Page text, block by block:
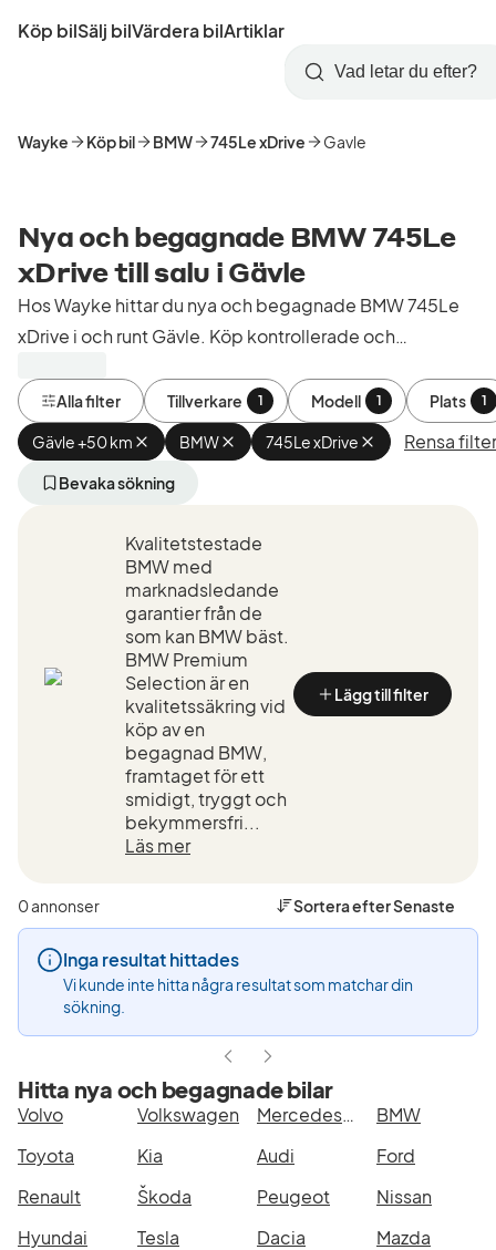
till
Startsida
Köp bilSälj bilVärdera bilArtiklar
Skapa
konto
Logga
in
Sök
Wayke Köp bil BMW 745Le xDrive Gavle
Nya och begagnade BMW 745Le
xDrive till salu i Gävle
Hos Wayke hittar du nya och begagnade BMW 745Le
xDrive i och runt Gävle. Köp kontrollerade och
Alla filter Tillverkare 1 Modell 1 Plats 1
Gävle +50 km Ta
bort
aktivt
+50
km
(Plats)
BMW Ta
bort
(Tillverkare)
745Le xDrive Ta
bort
Rensa filter
Bevaka sökning
Kvalitetstestade
BMW med
marknadsledande
garantier från de
som kan BMW bäst.
BMW Premium
Selection är en
kvalitetssäkring vid
köp av en
begagnad BMW,
framtaget för ett
smidigt, tryggt och
bekymmersfri...
Läs mer
Lägg till filter
0 annonser Sortera efterSenaste
Inga resultat hittades
Vi kunde inte hitta några resultat som matchar din
sökning.
Hitta nya och begagnade bilar
Volvo Volkswagen Mercedes-Benz
BMW
Toyota
Kia Audi
Ford
Renault
Škoda Peugeot
Nissan
Hyundai
Tesla Dacia
Mazda